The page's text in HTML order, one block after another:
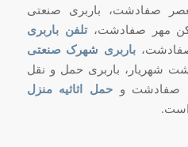
صفادشت، باربری صنعتی
مهر صفادشت،تلفن باربری
باربری شهرک صنعتی
شهریار، باربری حمل و نقل
صفادشت وحمل اثاثیه منزل
است.